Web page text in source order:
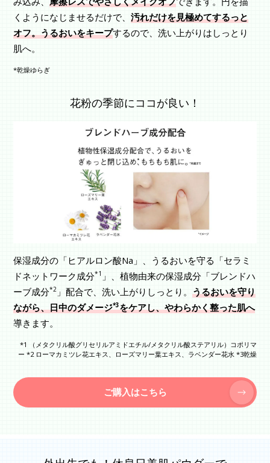
くようになじませるだけで、汚れだけを見極めてするっと
オフ。うるおいをキープするので、洗い上がりはしっとり
肌へ。
*乾燥ゆらぎ
花粉の季節にココが良い！
保湿成分の「ヒアルロン酸Na」、うるおいを守る「セラミ
ドネットワーク成分*1 」、植物由来の保湿成分「ブレンドハ
ーブ成分*2 」配合で、洗い上がりしっとり。うるおいを守り
ながら、日中のダメージ*3をケアし、やわらかく整った肌へ
導きます。
*1 （メタクリル酸グリセリルアミドエチル/メタクリル酸ステアリル）コポリマ
ー *2 ローマカミツレ花エキス、ローズマリー葉エキス、ラベンダー花水 *3乾燥
ご購入はこちら